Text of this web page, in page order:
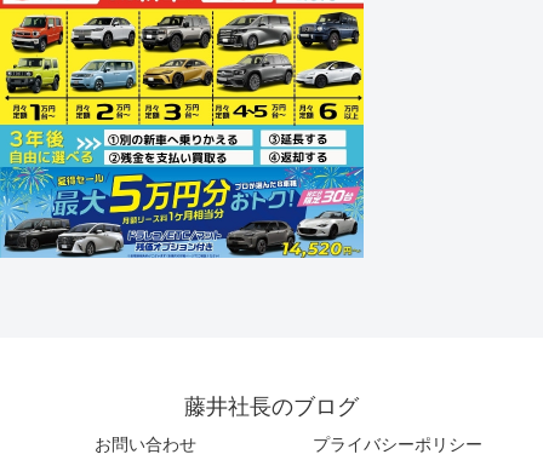
藤井社長のブログ
お問い合わせ プライバシーポリシー